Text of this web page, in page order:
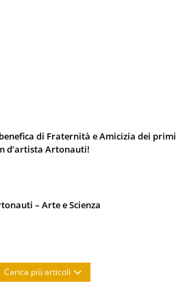
di Fraternità e Amicizia dei primi
d’artista Artonauti!
– Arte e Scienza
Carica più articoli